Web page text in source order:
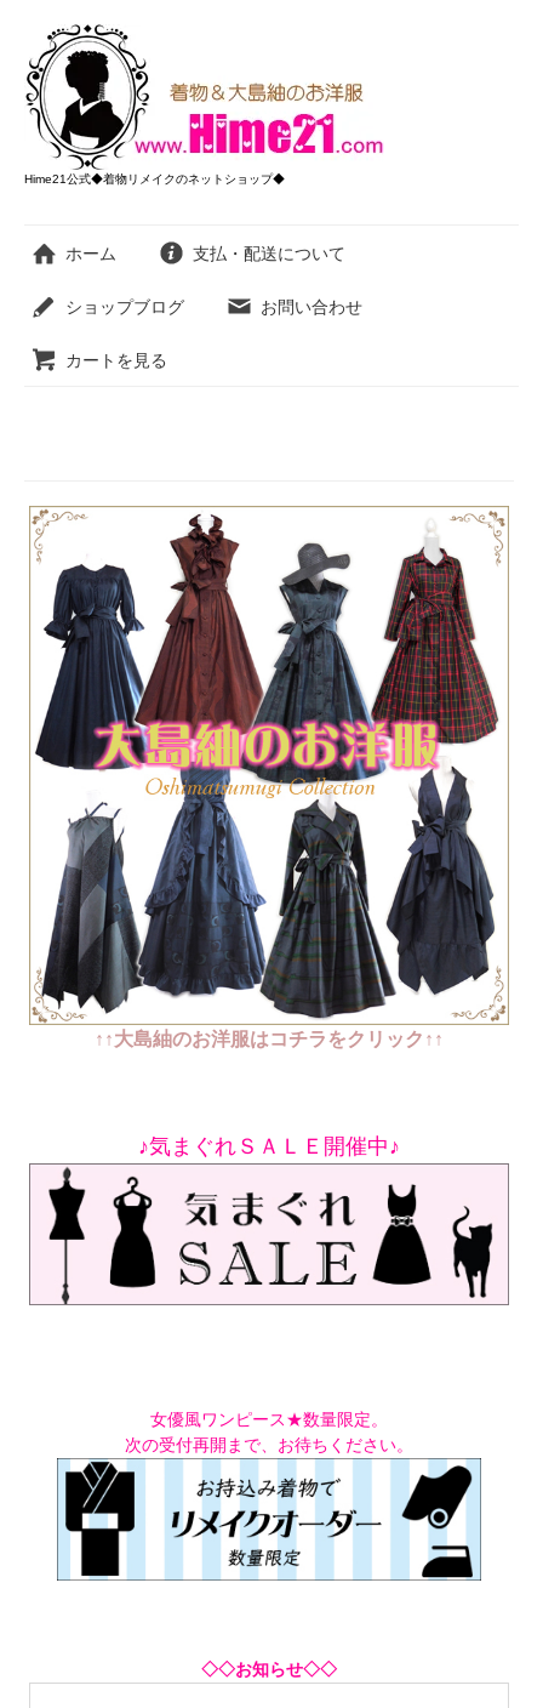
Hime21公式◆着物リメイクのネットショップ◆
ホーム 支払・配送について
ショップブログ お問い合わせ
カートを見る
↑↑大島紬のお洋服はコチラをクリック↑↑
♪気まぐれＳＡＬＥ開催中♪
女優風ワンピース★数量限定。
次の受付再開まで、お待ちください。
◇◇お知らせ◇◇